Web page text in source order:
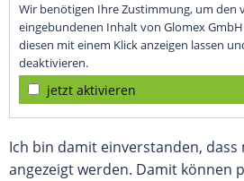
Wir benötigen Ihre Zustimmung, um den
eingebundenen Inhalt von Glomex
diesen mit einem Klick anzeigen lassen
deaktivieren.
jetzt aktivieren
Ich bin damit einverstanden,
angezeigt werden. Damit können